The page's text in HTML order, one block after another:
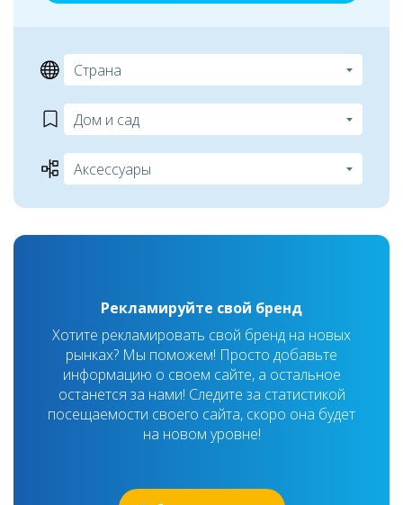
Рекламируйте свой бренд
Хотите рекламировать свой бренд на новых
рынках? Мы поможем! Просто добавьте
информацию о своем сайте, а остальное
останется за нами! Следите за статистикой
посещаемости своего сайта, скоро она будет
на новом уровне!